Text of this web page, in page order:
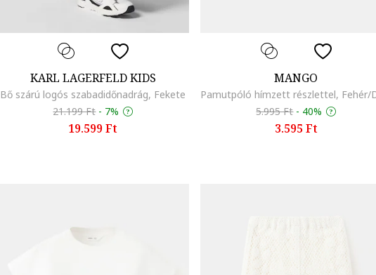
KARL LAGERFELD KIDS
Bő szárú logós szabadidőnadrág, Fekete
21.199 Ft - 7%
19.599 Ft
MANGO
5.995 Ft - 40%
3.595 Ft